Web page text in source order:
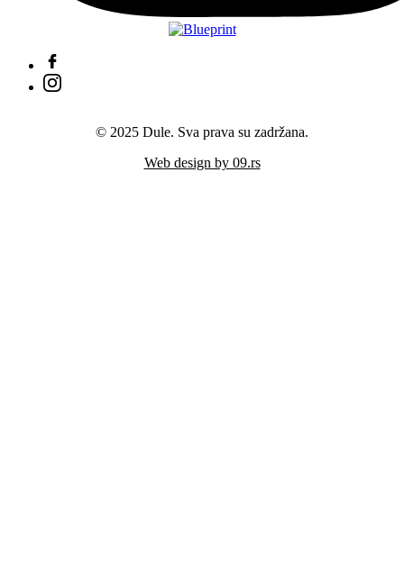
© 2025 Dule. Sva prava su zadržana.
Web design by 09.rs